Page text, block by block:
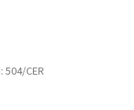
504/CER